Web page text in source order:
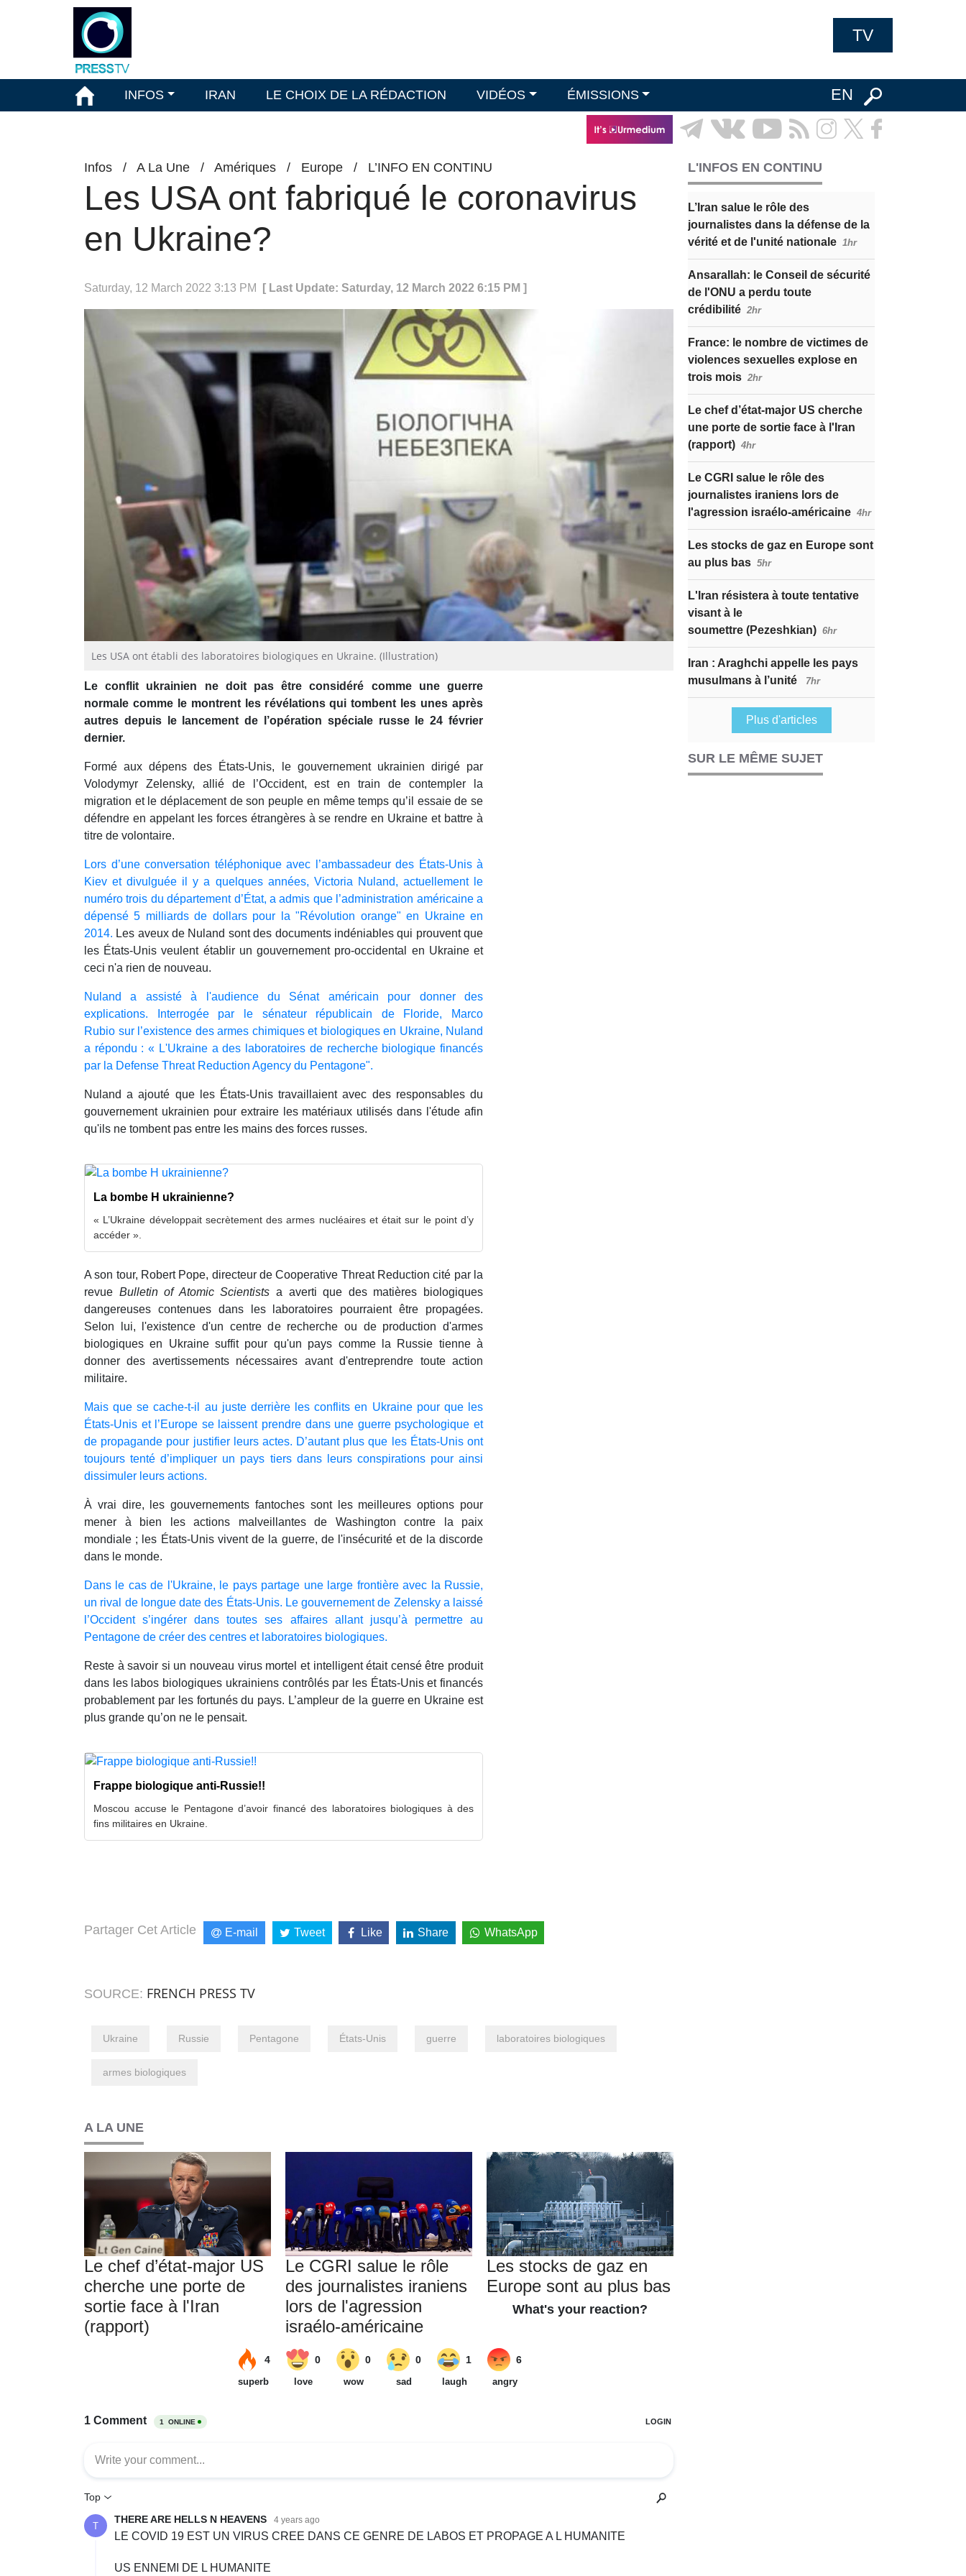
TV
INFOS IRAN LE CHOIX DE LA RÉDACTION VIDÉOS ÉMISSIONS EN
Infos / A La Une / Amériques / Europe / L’INFO EN CONTINU
Les USA ont fabriqué le coronavirus
en Ukraine?
Saturday, 12 March 2022 3:13 PM [ Last Update: Saturday, 12 March 2022 6:15 PM ]
Les USA ont établi des laboratoires biologiques en Ukraine. (Illustration)
Le conflit ukrainien ne doit pas être considéré comme une guerre
normale comme le montrent les révélations qui tombent les unes après
autres depuis le lancement de l’opération spéciale russe le 24 février
dernier.
Formé aux dépens des États-Unis, le gouvernement ukrainien dirigé par
Volodymyr Zelensky, allié de l’Occident, est en train de contempler la
migration et le déplacement de son peuple en même temps qu’il essaie de se
défendre en appelant les forces étrangères à se rendre en Ukraine et battre à
titre de volontaire.
Lors d’une conversation téléphonique avec l’ambassadeur des États-Unis à
Kiev et divulguée il y a quelques années, Victoria Nuland, actuellement le
numéro trois du département d’État, a admis que l’administration américaine a
dépensé 5 milliards de dollars pour la "Révolution orange" en Ukraine en
2014. Les aveux de Nuland sont des documents indéniables qui prouvent que
les États-Unis veulent établir un gouvernement pro-occidental en Ukraine et
ceci n'a rien de nouveau.
Nuland a assisté à l'audience du Sénat américain pour donner des
explications. Interrogée par le sénateur républicain de Floride, Marco
Rubio sur l’existence des armes chimiques et biologiques en Ukraine, Nuland
a répondu : « L'Ukraine a des laboratoires de recherche biologique financés
par la Defense Threat Reduction Agency du Pentagone".
Nuland a ajouté que les États-Unis travaillaient avec des responsables du
gouvernement ukrainien pour extraire les matériaux utilisés dans l'étude afin
qu'ils ne tombent pas entre les mains des forces russes.
La bombe H ukrainienne?
« L’Ukraine développait secrètement des armes nucléaires et était sur le point d’y
accéder ».
A son tour, Robert Pope, directeur de Cooperative Threat Reduction cité par la
revue Bulletin of Atomic Scientists a averti que des matières biologiques
dangereuses contenues dans les laboratoires pourraient être propagées.
Selon lui, l'existence d'un centre de recherche ou de production d'armes
biologiques en Ukraine suffit pour qu'un pays comme la Russie tienne à
donner des avertissements nécessaires avant d'entreprendre toute action
militaire.
Mais que se cache-t-il au juste derrière les conflits en Ukraine pour que les
États-Unis et l’Europe se laissent prendre dans une guerre psychologique et
de propagande pour justifier leurs actes. D’autant plus que les États-Unis ont
toujours tenté d’impliquer un pays tiers dans leurs conspirations pour ainsi
dissimuler leurs actions.
À vrai dire, les gouvernements fantoches sont les meilleures options pour
mener à bien les actions malveillantes de Washington contre la paix
mondiale ; les États-Unis vivent de la guerre, de l'insécurité et de la discorde
dans le monde.
Dans le cas de l'Ukraine, le pays partage une large frontière avec la Russie,
un rival de longue date des États-Unis. Le gouvernement de Zelensky a laissé
l’Occident s’ingérer dans toutes ses affaires allant jusqu’à permettre au
Pentagone de créer des centres et laboratoires biologiques.
Reste à savoir si un nouveau virus mortel et intelligent était censé être produit
dans les labos biologiques ukrainiens contrôlés par les États-Unis et financés
probablement par les fortunés du pays. L’ampleur de la guerre en Ukraine est
plus grande qu’on ne le pensait.
Frappe biologique anti-Russie!!
Moscou accuse le Pentagone d’avoir financé des laboratoires biologiques à des
fins militaires en Ukraine.
Partager Cet Article E-mail Tweet Like Share WhatsApp
SOURCE: FRENCH PRESS TV
Ukraine Russie Pentagone États-Unis guerre laboratoires biologiques
armes biologiques
A LA UNE
Le chef d’état-major US
cherche une porte de
sortie face à l'Iran
(rapport)
Le CGRI salue le rôle
des journalistes iraniens
lors de l'agression
israélo-américaine
Les stocks de gaz en
Europe sont au plus bas
L'INFOS EN CONTINU
L’Iran salue le rôle des
journalistes dans la défense de la
vérité et de l'unité nationale 1hr
Ansarallah: le Conseil de sécurité
de l'ONU a perdu toute
crédibilité 2hr
France: le nombre de victimes de
violences sexuelles explose en
trois mois 2hr
Le chef d’état-major US cherche
une porte de sortie face à l'Iran
(rapport) 4hr
Le CGRI salue le rôle des
journalistes iraniens lors de
l'agression israélo-américaine 4hr
Les stocks de gaz en Europe sont
au plus bas 5hr
L'Iran résistera à toute tentative
visant à le
soumettre (Pezeshkian) 6hr
Iran : Araghchi appelle les pays
musulmans à l’unité
7hr
Plus d'articles
SUR LE MÊME SUJET